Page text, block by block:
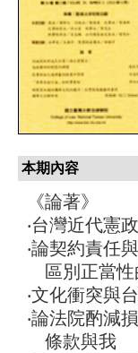
本期內容
《論著》
‧台灣近代憲
‧論契約責任
區別正當性
‧文化衝突與
‧論法院酌減
條款與我